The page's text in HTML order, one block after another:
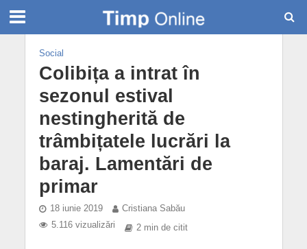
Social
Colibița a intrat în
sezonul estival
nestingherită de
trâmbițatele lucrări la
baraj. Lamentări de
primar
18 iunie 2019
Cristiana Sabău
5.116 vizualizări
2 min de citit